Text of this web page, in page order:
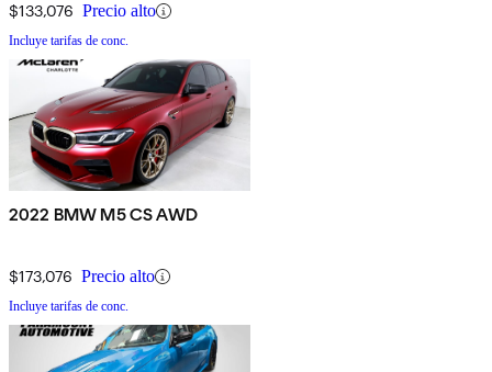
$133,076 Precio alto
Incluye tarifas de conc.
2022 BMW M5 CS AWD
$173,076 Precio alto
Incluye tarifas de conc.